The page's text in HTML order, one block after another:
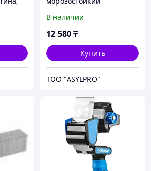
ударопрочная, легкий
черенок из алюминия, V-
В наличии
12 580₸
Купить
ТОО "ASYLPRO"